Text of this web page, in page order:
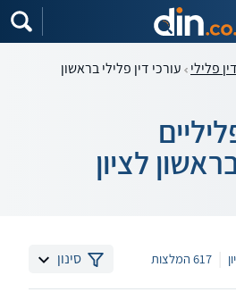
פלילי עורכי דין פלילי בראשון
לציון
617 המלצות סינון